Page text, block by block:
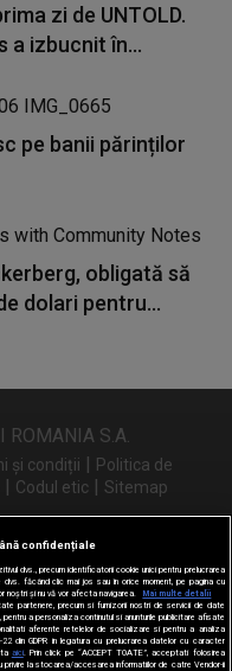
zi de UNTOLD.
a izbucnit în...
pe banii părinților
obligată să
dolari pentru...
S.A.
și condiții | Politica de
| Codul etic | Sitemap
și pe
confidențiale
dvs., precum identificatorii cookie unici pentru prelucrarea
făcând clic mai jos sau în orice moment, pe pagina cu
noștri și nu vă vor afecta navigarea.
Mai multe detalii
partenere, precum si furnizorii nostri de servicii de date
a personaliza continutul si anunturile publicitare afisate
aferente retelelor de socializare si pentru a analiza
din GDPR in legatura cu prelucrarea datelor cu caracter
aici. Prin click pe “ACCEPT TOATE”, acceptati folosirea
privire la stocarea/accesarea informatiilor de catre Vendor-ii